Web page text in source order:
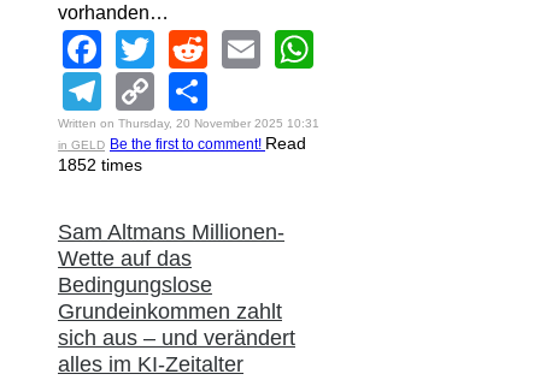
vorhanden…
Facebook
TwitterReddit
Email
Telegram
Copy
Link
Written on Thursday, 20 November 2025 10:31
in GELD Be the first to comment! Read
1852 times
Sam Altmans Millionen-
Wette auf das
Bedingungslose
Grundeinkommen zahlt
sich aus – und verändert
alles im KI-Zeitalter